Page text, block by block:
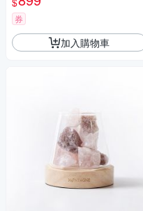
券
加入購物車